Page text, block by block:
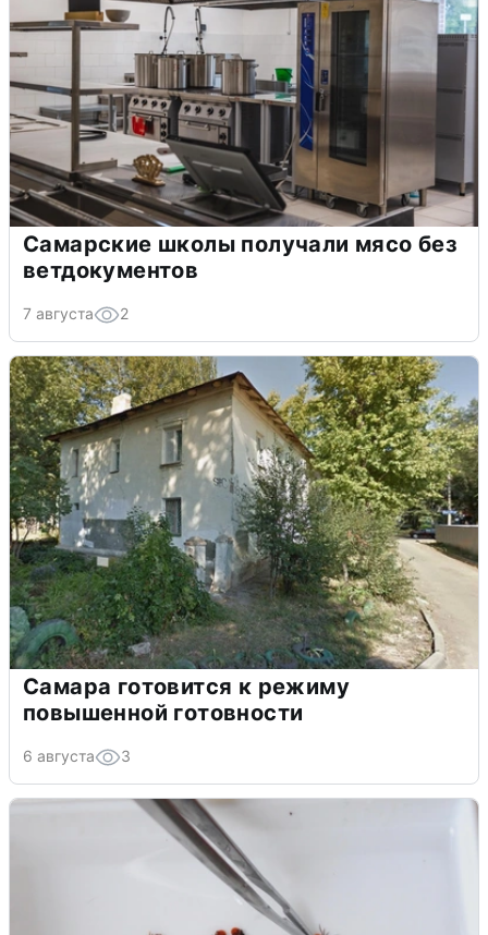
Самарские школы получали мясо без
ветдокументов
7 августа 2
Самара готовится к режиму
повышенной готовности
6 августа 3